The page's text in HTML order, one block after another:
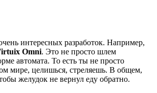
интересных разработок. Например,
Omni. Это не просто шлем
автомата. То есть ты не просто
мире, целишься, стреляешь. В общем,
желудок не вернул еду обратно.